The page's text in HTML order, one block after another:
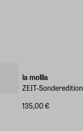
la mollla
ZEIT-
135,00 €